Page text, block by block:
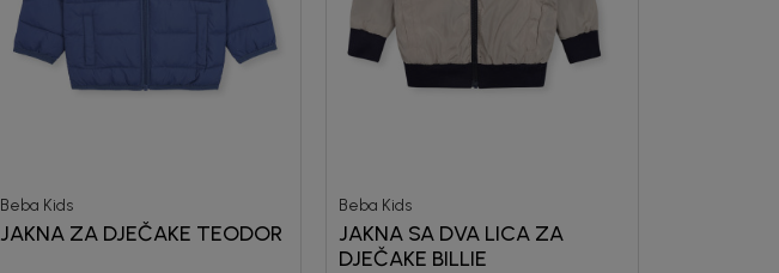
Beba Kids
JAKNA ZA DJEČAKE TEODOR
Beba Kids
JAKNA SA DVA LICA ZA
DJEČAKE BILLIE
Registruj se i osvoji
10%POPUSTA